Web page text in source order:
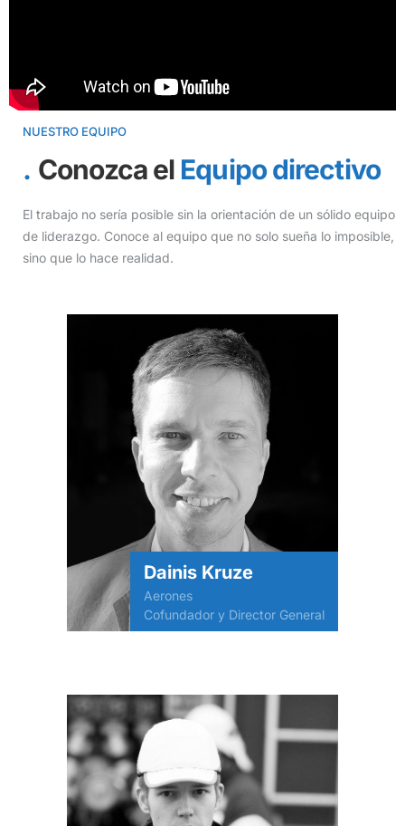
NUESTRO EQUIPO
Conozca el Equipo directivo
El trabajo no sería posible sin la orientación de un sólido equipo
de liderazgo. Conoce al equipo que no solo sueña lo imposible,
sino que lo hace realidad.
Dainis Kruze
Aerones
Cofundador y Director General